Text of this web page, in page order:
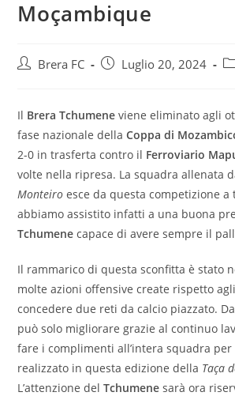
Moçambique
Brera FC Luglio 20, 2024
Il Brera Tchumene viene eliminato agli
fase nazionale dellaCoppa di
2-0 in trasferta contro il Ferroviario
volte nella ripresa. La squadra allenata
Monteiroesce da questa competizione a
abbiamo assistito infatti a una buona
Tchumenecapace di avere sempre il
Il rammarico di questa sconfitta è stato
molte azioni offensive create rispetto
concedere due reti da calcio piazzato.
può solo migliorare grazie al continuo
fare i complimenti all’intera squadra
realizzato in questa edizione della Taça
L’attenzione delTchumenesarà ora